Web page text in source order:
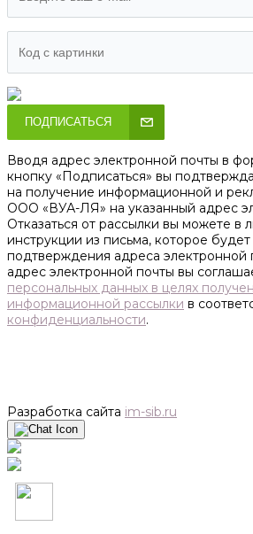
ПОДПИСАТЬСЯ
Вводя адрес электронной почты в
кнопку «Подписаться» вы
на получение информационной и
ООО «ВУА-ЛЯ» на указанный адрес
Отказаться от рассылки вы можете в
инструкции из письма, которое
подтверждения адреса электронной
адрес электронной почты вы
персональных данных в целях
информационной рассылки в
конфиденциальности.
Разработка сайта im-sib.ru